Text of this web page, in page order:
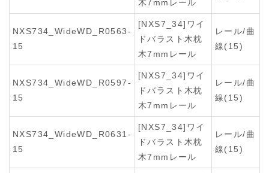
木7mmレール
NXS734_WideWD_R0563-
15
[NXS7_34]ワイ
ドバラスト木枕
木7mmレール
レール/曲
線(15)
NXS734_WideWD_R0597-
15
[NXS7_34]ワイ
ドバラスト木枕
木7mmレール
レール/曲
線(15)
NXS734_WideWD_R0631-
15
[NXS7_34]ワイ
ドバラスト木枕
木7mmレール
レール/曲
線(15)